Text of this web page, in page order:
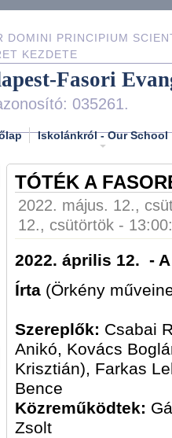
DOMINI PRINCIPIUM
KEZDETE
Fasori
035261.
Iskolánkról - Our School
TÓTÉK A
2022. május. 12.,
12., csütörtök -
2022. április 12. -
Írta (Örkény
Szereplők: Csabai
Anikó, Kovács
Krisztián), Farkas
Bence
Közreműködtek:
Zsolt